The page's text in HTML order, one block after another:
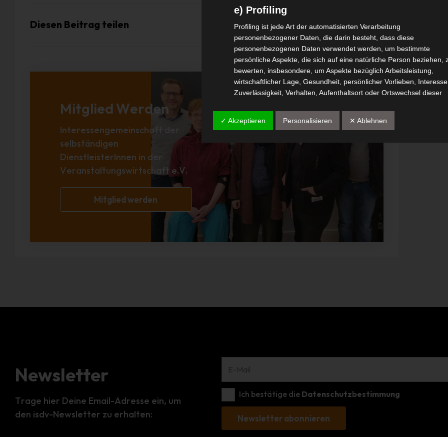
Diesen Beitrag teilen
Mitglied Werden
Interessengemeinschaft der
selbständigen
DienstleisterInnen in der
Veranstaltungswirtschaft e.V.
Mitglied werden
Newsletter
Trage hier Deine Email-Adresse ein, um
den isdv-Newsletter zu erhalten:
Ich bestätige die Datenschutzbestimmung
Newsletter abonnieren
e) Profiling
Profiling ist jede Art der automatisierten Verarbeitung
personenbezogener Daten, die darin besteht, dass diese
personenbezogenen Daten verwendet werden, um bestimmte
persönliche Aspekte, die sich auf eine natürliche Person beziehen,
bewerten, insbesondere, um Aspekte bezüglich Arbeitsleistung,
wirtschaftlicher Lage, Gesundheit, persönlicher Vorlieben,
Zuverlässigkeit, Verhalten, Aufenthaltsort oder Ortswechsel dieser
f) Pseudonymisierung
einer Weise, auf welche die personenbezogenen Daten ohne
zusätzlichen Informationen gesondert aufbewahrt werden und
technischen und organisatorischen Maßnahmen unterliegen, die
gewährleisten, dass die personenbezogenen Daten nicht einer
identifizierten oder identifizierbaren natürlichen Person zugewiesen
g) Verantwortlicher oder für die Verarbeitung
Mitgliedstaaten vorgesehen werden.
Auftragsverarbeiter ist eine natürliche oder juristische Person,
Behörde, Einrichtung oder andere Stelle, die personenbezogene
✓ Akzeptieren Personalisieren ✕ Ablehnen